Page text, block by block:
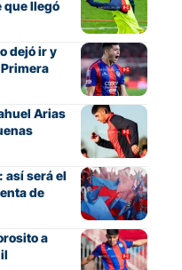
que llegó
dejó ir y
Arias
así será el
de
a